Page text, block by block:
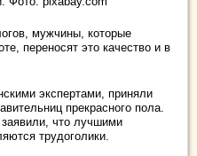
мужчины, которые
переносят это качество и в
экспертами, приняли
прекрасного пола.
что лучшими
трудоголики.